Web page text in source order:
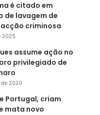
é citado em
de lavagem de
criminosa
2025
assume ação no
privilegiado de
de 2020
Portugal, criam
mata novo